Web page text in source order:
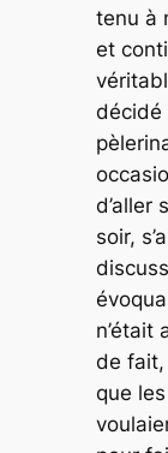
tenu à
et
décidé
d’aller
soir,
n’était
de fait,
que